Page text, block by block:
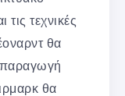
τεχνικές
θα
παραγωγή
θα